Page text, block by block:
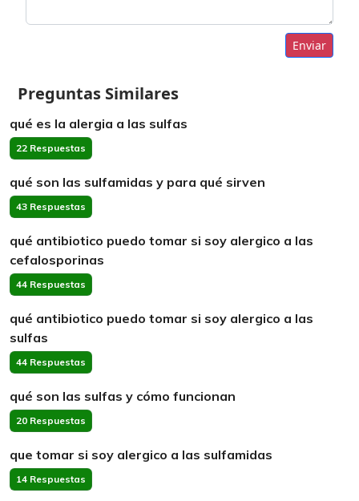
Enviar
Preguntas Similares
qué es la alergia a las sulfas
22 Respuestas
qué son las sulfamidas y para qué sirven
43 Respuestas
qué antibiotico puedo tomar si soy alergico a las
cefalosporinas
44 Respuestas
qué antibiotico puedo tomar si soy alergico a las
sulfas
44 Respuestas
qué son las sulfas y cómo funcionan
20 Respuestas
que tomar si soy alergico a las sulfamidas
14 Respuestas